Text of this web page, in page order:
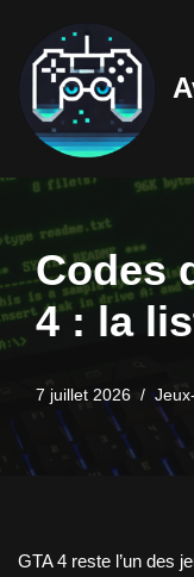
Aller
contenu
Codes
4 : la
7 juillet 2026
GTA 4 reste l’un des